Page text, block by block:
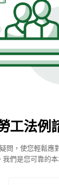
工法例
問，使您輕鬆應
們是您可靠的